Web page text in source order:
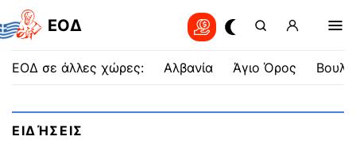
EOΔ
ΕΟΔ σε άλλες χώρες: Αλβανία Άγιο Όρος
ΕΙΔΉΣΕΙΣ